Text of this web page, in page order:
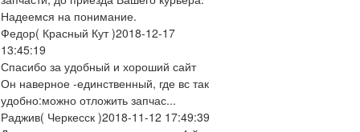
Надеемся на понимание.
Федор( Красный Кут )2018-12-17
13:45:19
Спасибо за удобный и хороший сайт
Он наверное -единственный, где вс так
удобно:можно отложить запчас...
Раджив( Черкесск )2018-11-12 17:49:39